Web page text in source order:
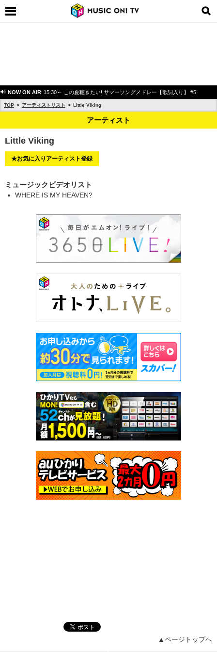
NOW ON AIR 15:30～ この夏聴きたい! サマーソングメドレー【歌詞入り】 #5
TOP アーティストリスト Little Viking
アーティスト
Little Viking
★お気に入りアーティスト登録
ミュージックビデオリスト
WHERE IS MY HEAVEN?
▲ページトップへ